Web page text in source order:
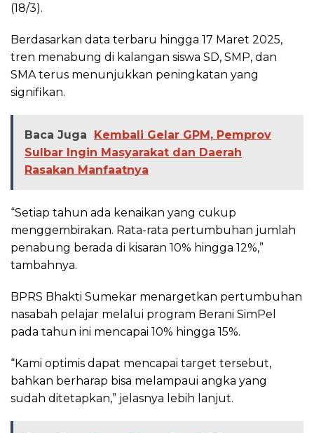
(18/3).
Berdasarkan data terbaru hingga 17 Maret 2025,
tren menabung di kalangan siswa SD, SMP, dan
SMA terus menunjukkan peningkatan yang
signifikan.
Baca Juga
Kembali Gelar GPM, Pemprov
Sulbar Ingin Masyarakat dan Daerah
Rasakan Manfaatnya
“Setiap tahun ada kenaikan yang cukup
menggembirakan. Rata-rata pertumbuhan jumlah
penabung berada di kisaran 10% hingga 12%,”
tambahnya.
BPRS Bhakti Sumekar menargetkan pertumbuhan
nasabah pelajar melalui program Berani SimPel
pada tahun ini mencapai 10% hingga 15%.
“Kami optimis dapat mencapai target tersebut,
bahkan berharap bisa melampaui angka yang
sudah ditetapkan,” jelasnya lebih lanjut.